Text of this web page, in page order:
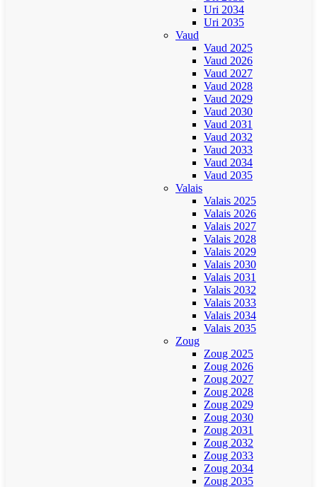
Uri 2034
Uri 2035
Vaud
Vaud 2025
Vaud 2026
Vaud 2027
Vaud 2028
Vaud 2029
Vaud 2030
Vaud 2031
Vaud 2032
Vaud 2033
Vaud 2034
Vaud 2035
Valais
Valais 2025
Valais 2026
Valais 2027
Valais 2028
Valais 2029
Valais 2030
Valais 2031
Valais 2032
Valais 2033
Valais 2034
Valais 2035
Zoug
Zoug 2025
Zoug 2026
Zoug 2027
Zoug 2028
Zoug 2029
Zoug 2030
Zoug 2031
Zoug 2032
Zoug 2033
Zoug 2034
Zoug 2035